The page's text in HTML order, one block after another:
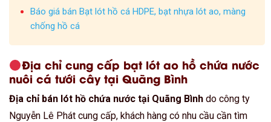
Báo giá bán Bạt lót hồ cá HDPE, bạt nhựa lót ao, màng
chống hồ cá
Địa chỉ cung cấp bạt lót ao hồ chứa nước
nuôi cá tưới cây tại Quãng Bình
Địa chỉ bán lót hồ chứa nước tại Quãng Bình do công ty
Nguyễn Lê Phát cung cấp, khách hàng có nhu cầu cần tìm